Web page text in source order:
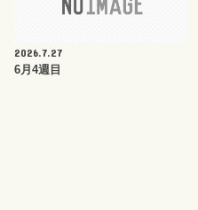
2026.7.27
6月4週目